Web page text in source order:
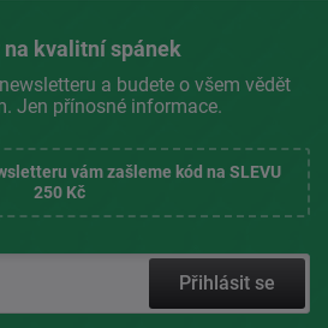
kvalitní spánek
a budete o všem vědět
Jen přínosné informace.
vám zašleme kód na SLEVU
250 Kč
Přihlásit se